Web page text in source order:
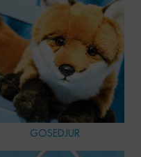
GOSEDJUR